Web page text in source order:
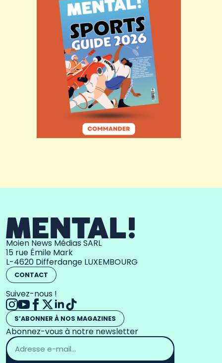
Moien News Médias SARL
15 rue Émile Mark
L-4620 Differdange LUXEMBOURG
CONTACT
Suivez-nous !
S’ABONNER À NOS MAGAZINES
Abonnez-vous à notre newsletter
Adresse
email
*